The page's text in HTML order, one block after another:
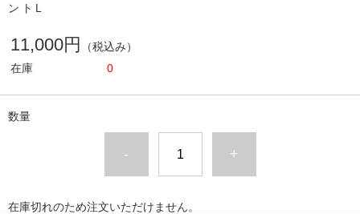
ントL
11,000円
（税込み）
在庫
0
数量
- +
在庫切れのため注文いただけません。